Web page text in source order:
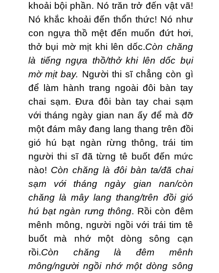
khoải bội phần. Nó trăn trở đến vật vã!
Nó khắc khoải đến thổn thức! Nó như
con ngựa thồ mệt đến muốn đứt hơi,
thở bụi mờ mịt khi lên dốc.Còn chăng
là tiếng ngựa thồ/thở khi lên dốc bụi
mờ mịt bay. Người thi sĩ chẳng còn gì
để làm hành trang ngoài đôi bàn tay
chai sạm. Đưa đôi bàn tay chai sạm
với tháng ngày gian nan ấy để mà đỡ
một đám mây đang lang thang trên đồi
gió hú bạt ngàn rừng thông, trái tim
người thi sĩ đã từng tê buốt đến mức
nào! Còn chăng là đôi bàn ta/đã chai
sạm với tháng ngày gian nan/còn
chăng là mây lang thang/trên đồi gió
hú bạt ngàn rưng thông. Rồi còn đêm
mênh mông, người ngồi với trái tim tê
buốt mà nhớ một dòng sông cạn
rồi.Còn chăng là đêm mênh
mông/người ngồi nhớ một dòng sông